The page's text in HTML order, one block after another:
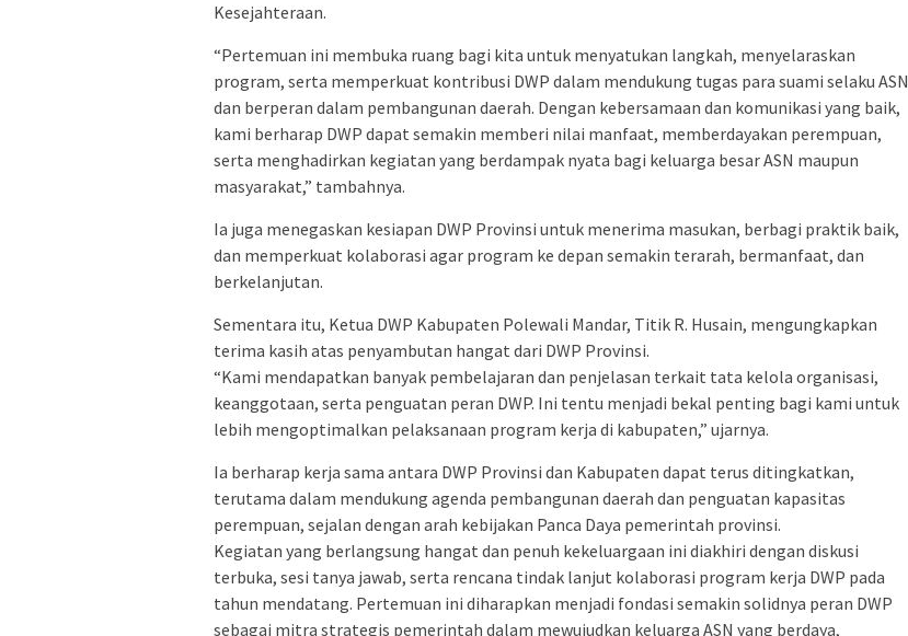
Kesejahteraan.
“Pertemuan ini membuka ruang bagi kita untuk menyatukan langkah, menyelaraskan
program, serta memperkuat kontribusi DWP dalam mendukung tugas para suami selaku ASN
dan berperan dalam pembangunan daerah. Dengan kebersamaan dan komunikasi yang baik,
kami berharap DWP dapat semakin memberi nilai manfaat, memberdayakan perempuan,
serta menghadirkan kegiatan yang berdampak nyata bagi keluarga besar ASN maupun
masyarakat,” tambahnya.
Ia juga menegaskan kesiapan DWP Provinsi untuk menerima masukan, berbagi praktik baik,
dan memperkuat kolaborasi agar program ke depan semakin terarah, bermanfaat, dan
berkelanjutan.
Sementara itu, Ketua DWP Kabupaten Polewali Mandar, Titik R. Husain, mengungkapkan
terima kasih atas penyambutan hangat dari DWP Provinsi.
“Kami mendapatkan banyak pembelajaran dan penjelasan terkait tata kelola organisasi,
keanggotaan, serta penguatan peran DWP. Ini tentu menjadi bekal penting bagi kami untuk
lebih mengoptimalkan pelaksanaan program kerja di kabupaten,” ujarnya.
Ia berharap kerja sama antara DWP Provinsi dan Kabupaten dapat terus ditingkatkan,
terutama dalam mendukung agenda pembangunan daerah dan penguatan kapasitas
perempuan, sejalan dengan arah kebijakan Panca Daya pemerintah provinsi.
Kegiatan yang berlangsung hangat dan penuh kekeluargaan ini diakhiri dengan diskusi
terbuka, sesi tanya jawab, serta rencana tindak lanjut kolaborasi program kerja DWP pada
tahun mendatang. Pertemuan ini diharapkan menjadi fondasi semakin solidnya peran DWP
sebagai mitra strategis pemerintah dalam mewujudkan keluarga ASN yang berdaya,